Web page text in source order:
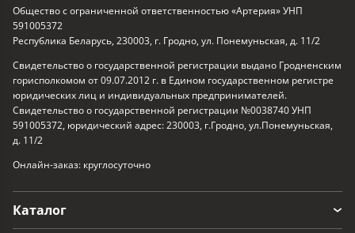
Общество с ограниченной ответственностью «Артерия» УНП
591005372
Республика Беларусь, 230003, г. Гродно, ул. Понемуньская, д. 11/2
Свидетельство о государственной регистрации выдано Гродненским
горисполкомом от 09.07.2012 г. в Едином государственном регистре
юридических лиц и индивидуальных предпринимателей.
Свидетельство о государственной регистрации №0038740 УНП
591005372, юридический адрес: 230003, г.Гродно, ул.Понемуньская,
д. 11/2
Онлайн-заказ: круглосуточно
Каталог